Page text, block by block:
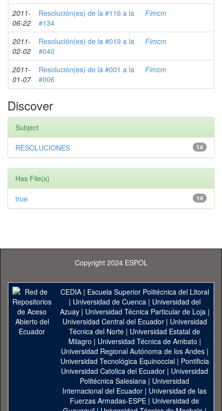
2011-
06-22
Resolución(es) de la #116 a la
#134
Fimcm
2011-
02-02
Resolución(es) de la #019 a la
#040
Fimcm
2011-
01-07
Resolución(es) de la #001 a la
#006
Fimcm
Discover
Subject
14
RESOLUCIONES
Has File(s)
14
true
Copyright 2024 ESPOL
CEDIA| Escuela Superior Politécnica del Litoral
| Universidad de Cuenca| Universidad del
Azuay| Universidad Técnica Particular de Loja|
Universidad Central del Ecuador| Universidad
Técnica del Norte | Universidad Estatal de
Milagro | Universidad Técnica de Ambato |
Universidad Regional Autónoma de los Andes|
Universidad Tecnológica Equinoccial| Pontificia
Universidad Catolica del Ecuador | Universidad
Politécnica Salesiana | Universidad
Internacional del Ecuador | Universidad de las
Fuerzas Armadas-ESPE | Universidad de